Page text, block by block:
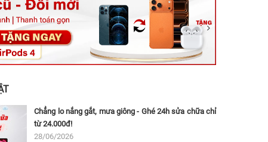
Thủ Đức, Hồ Chí Minh (Bình Thọ, TP. Thủ Đức Cũ)
Dĩ An, Hồ Chí Minh (Bình Dương Cũ)
162A Ba Cu, Vũng Tàu, Hồ Chí Minh (TP. Vũng Tàu cũ)
Chẳng lo nắng gắt, mưa giông - Ghé 24h sửa chữa chỉ
từ 24.000đ!
28/06/2026